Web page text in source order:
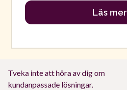
Läs mer
Tveka inte att höra av dig om
kundanpassade lösningar.